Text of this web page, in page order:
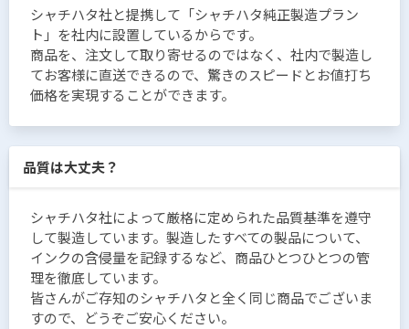
シャチハタ社と提携して「シャチハタ純正製造プラン
ト」を社内に設置しているからです。
商品を、注文して取り寄せるのではなく、社内で製造し
てお客様に直送できるので、驚きのスピードとお値打ち
価格を実現することができます。
品質は大丈夫？
シャチハタ社によって厳格に定められた品質基準を遵守
して製造しています。製造したすべての製品について、
インクの含侵量を記録するなど、商品ひとつひとつの管
理を徹底しています。
皆さんがご存知のシャチハタと全く同じ商品でございま
すので、どうぞご安心ください。